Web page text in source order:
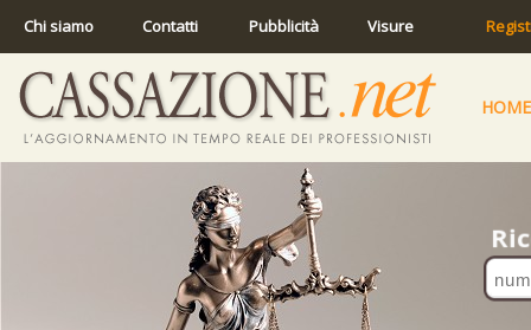
Chi siamo Contatti Pubblicità Visure
HOME